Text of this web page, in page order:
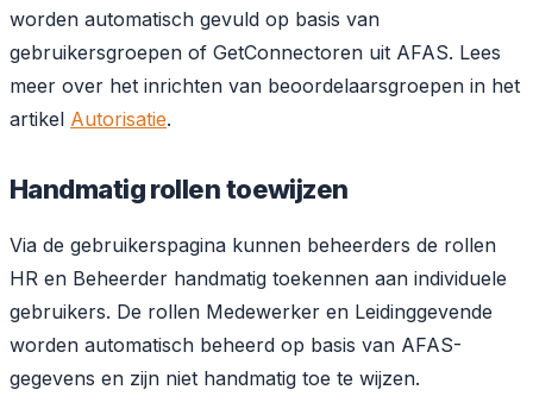
worden automatisch gevuld op basis van
gebruikersgroepen of GetConnectoren uit AFAS. Lees
meer over het inrichten van beoordelaarsgroepen in het
artikel Autorisatie.
Handmatig rollen toewijzen
Via de gebruikerspagina kunnen beheerders de rollen
HR en Beheerder handmatig toekennen aan individuele
gebruikers. De rollen Medewerker en Leidinggevende
worden automatisch beheerd op basis van AFAS-
gegevens en zijn niet handmatig toe te wijzen.